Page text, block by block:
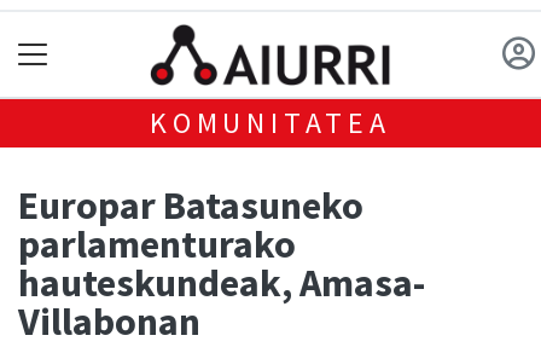
KOMUNITATEA
Europar Batasuneko
parlamenturako
hauteskundeak, Amasa-
Villabonan